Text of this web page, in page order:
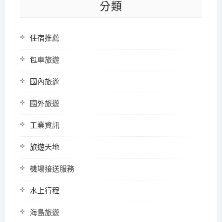
分類
住宿推薦
包車旅遊
國內旅遊
國外旅遊
工業資訊
旅遊天地
機場接送服務
水上行程
海島旅遊